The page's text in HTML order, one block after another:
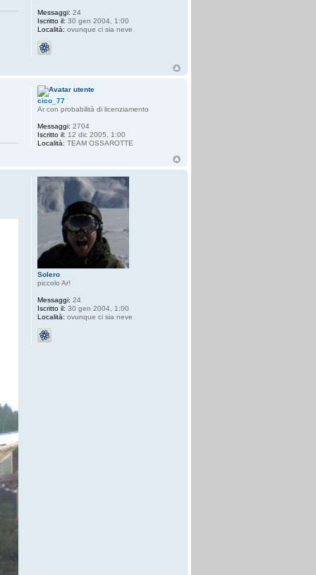
Messaggi: 24
Iscritto il: 30 gen 2004, 1:00
Località: ovunque ci sia neve
cico_77
Ar con probabilità di licenziamento
Messaggi: 2704
Iscritto il: 12 dic 2005, 1:00
Località: TEAM OSSAROTTE
Solero
piccolo Ar!
Messaggi: 24
Iscritto il: 30 gen 2004, 1:00
Località: ovunque ci sia neve